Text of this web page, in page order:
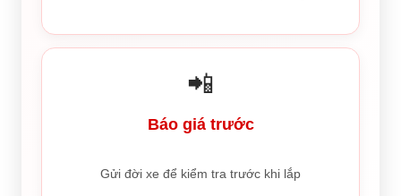
📲
Báo giá trước
Gửi đời xe để kiểm tra trước khi lắp